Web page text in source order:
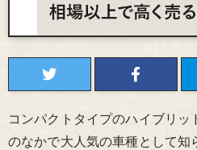
コンパクトタイプのハイブリッ
のなかで大人気の車種として知